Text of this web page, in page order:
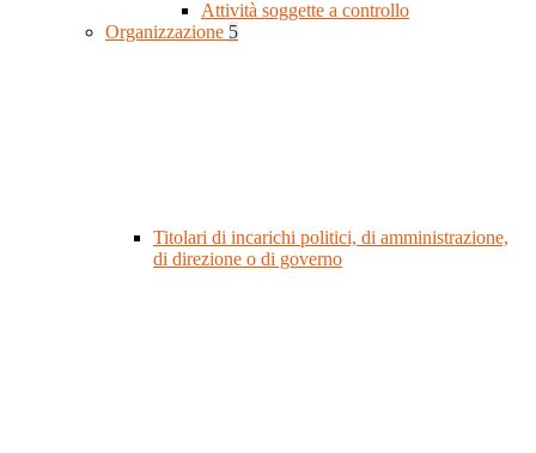
Attività soggette a controllo
Organizzazione 5
Titolari di incarichi politici, di amministrazione,
di direzione o di governo